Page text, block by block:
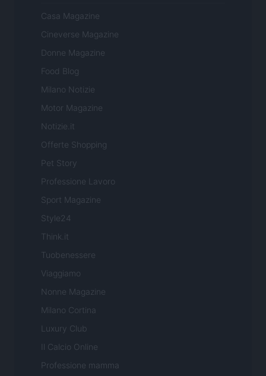
Casa Magazine
Cineverse Magazine
Donne Magazine
Food Blog
Milano Notizie
Motor Magazine
Notizie.it
Offerte Shopping
Pet Story
Professione Lavoro
Sport Magazine
Style24
Think.it
Tuobenessere
Viaggiamo
Nonne Magazine
Milano Cortina
Luxury Club
Il Calcio Online
Professione mamma